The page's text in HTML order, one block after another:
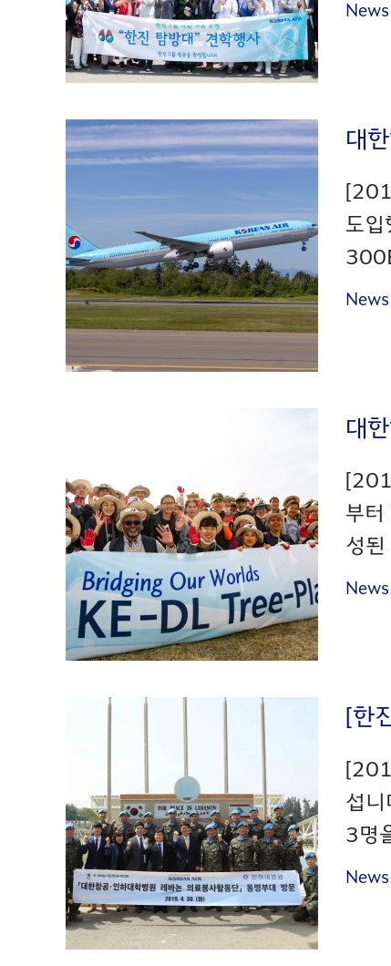
News
대
도
News
대
부
성
News
[한
섭
3명
News